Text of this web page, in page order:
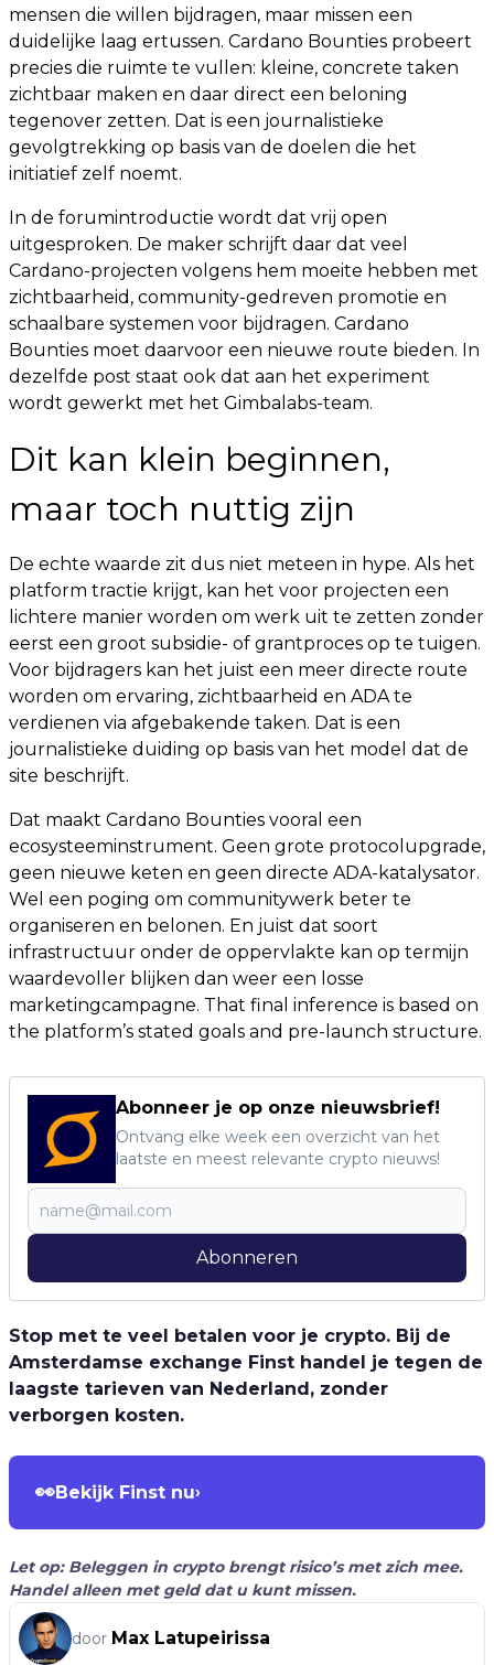
mensen die willen bijdragen, maar missen een
duidelijke laag ertussen. Cardano Bounties probeert
precies die ruimte te vullen: kleine, concrete taken
zichtbaar maken en daar direct een beloning
tegenover zetten. Dat is een journalistieke
gevolgtrekking op basis van de doelen die het
initiatief zelf noemt.
In de forumintroductie wordt dat vrij open
uitgesproken. De maker schrijft daar dat veel
Cardano-projecten volgens hem moeite hebben met
zichtbaarheid, community-gedreven promotie en
schaalbare systemen voor bijdragen. Cardano
Bounties moet daarvoor een nieuwe route bieden. In
dezelfde post staat ook dat aan het experiment
wordt gewerkt met het Gimbalabs-team.
Dit kan klein beginnen,
maar toch nuttig zijn
De echte waarde zit dus niet meteen in hype. Als het
platform tractie krijgt, kan het voor projecten een
lichtere manier worden om werk uit te zetten zonder
eerst een groot subsidie- of grantproces op te tuigen.
Voor bijdragers kan het juist een meer directe route
worden om ervaring, zichtbaarheid en ADA te
verdienen via afgebakende taken. Dat is een
journalistieke duiding op basis van het model dat de
site beschrijft.
Dat maakt Cardano Bounties vooral een
ecosysteeminstrument. Geen grote protocolupgrade,
geen nieuwe keten en geen directe ADA-katalysator.
Wel een poging om communitywerk beter te
organiseren en belonen. En juist dat soort
infrastructuur onder de oppervlakte kan op termijn
waardevoller blijken dan weer een losse
marketingcampagne. That final inference is based on
the platform’s stated goals and pre-launch structure.
Abonneer je op onze nieuwsbrief!
Ontvang elke week een overzicht van het
laatste en meest relevante crypto nieuws!
Abonneren
Stop met te veel betalen voor je crypto. Bij de
Amsterdamse exchange Finst handel je tegen de
laagste tarieven van Nederland, zonder
verborgen kosten.
👀Bekijk Finst nu›
Let op: Beleggen in crypto brengt risico’s met zich mee.
Handel alleen met geld dat u kunt missen.
door Max Latupeirissa